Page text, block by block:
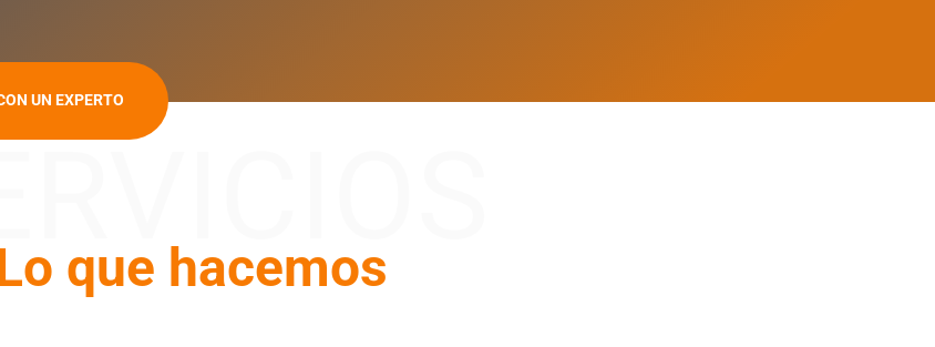
UN EXPERTO
que hacemos